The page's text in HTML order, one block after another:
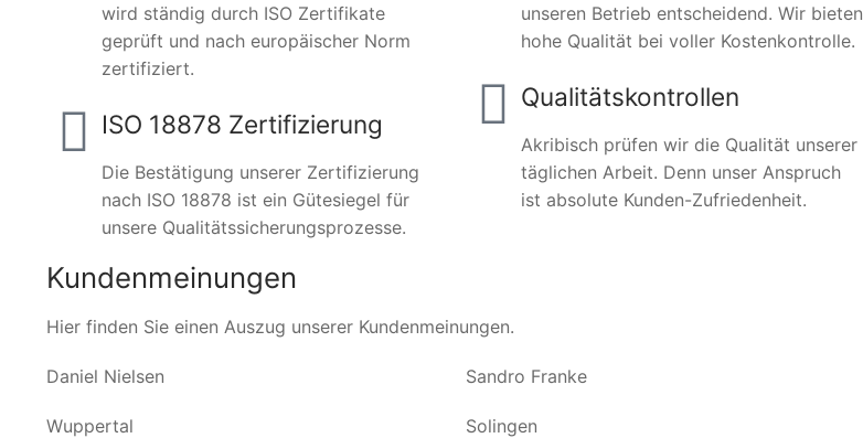
wird ständig durch ISO Zertifikate
geprüft und nach europäischer Norm
zertifiziert.
ISO 18878 Zertifizierung
Die Bestätigung unserer Zertifizierung
nach ISO 18878 ist ein Gütesiegel für
unsere Qualitätssicherungsprozesse.
unseren Betrieb entscheidend. Wir bieten
hohe Qualität bei voller Kostenkontrolle.
Qualitätskontrollen
Akribisch prüfen wir die Qualität unserer
täglichen Arbeit. Denn unser Anspruch
ist absolute Kunden-Zufriedenheit.
Kundenmeinungen
Hier finden Sie einen Auszug unserer Kundenmeinungen.
Daniel Nielsen
Wuppertal
Sandro Franke
Solingen